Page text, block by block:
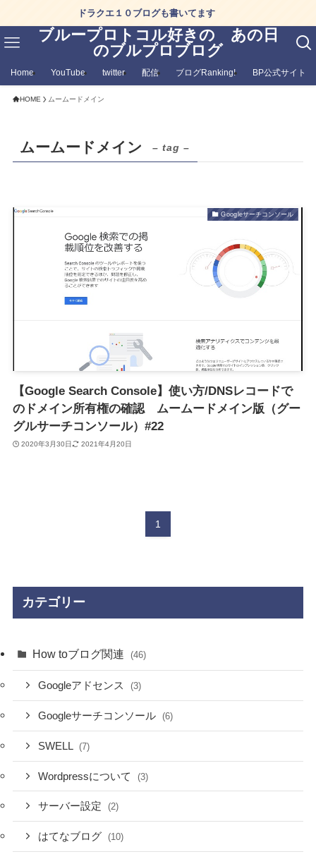
ドラクエ１０ブログも書いてます
ブループロトコル好きの あの日
のブルプロブログ
Home YouTube twitter 配信 ブログRanking! BP公式サイト
HOME ムームードメイン
ムームードメイン – tag –
Googleサーチコンソール
【Google Search Console】使い方/DNSレコードで
のドメイン所有権の確認 ムームードメイン版（グー
グルサーチコンソール）#22
2020年3月30日 2021年4月20日
1
カテゴリー
How toブログ関連 (46)
Googleアドセンス (3)
Googleサーチコンソール (6)
SWELL (7)
Wordpressについて (3)
サーバー設定 (2)
はてなブログ (10)